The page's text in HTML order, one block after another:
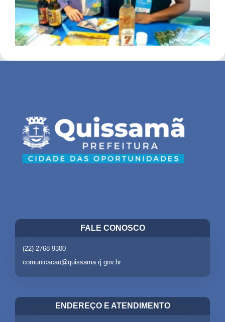
FALE CONOSCO
(22) 2768-9300
comunicacao@quissama.rj.gov.br
ENDEREÇO E ATENDIMENTO